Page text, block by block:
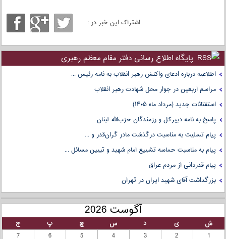
اشتراک این خبر در :
پایگاه اطلاع رسانی دفتر مقام معظم رهبری
اطلاعیه درباره ادعای واکنش رهبر انقلاب به نامه رئیس ...
مراسم اربعین در جوار محل شهادت رهبر انقلاب
استفتائات جدید (مرداد ماه ۱۴۰۵)
پاسخ به نامه دبیرکل و رزمندگان حزب‌الله لبنان
پیام تسلیت به مناسبت درگذشت مادر گران‌قدر و ...
پیام به مناسبت حماسه تشییع امام شهید و تبیین مسائل ...
پیام قدردانی از مردم عراق
بزرگداشت آقای شهید ایران در تهران
آگوست 2026
ش ی د س چ پ
ج
1
2
3
4
5
6
7